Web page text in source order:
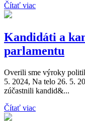
Čítať viac
Kandidáti a
parlamentu
Overili sme výroky
5. 2024, Na telo 26. 5.
zúčastnili kandid&...
Čítať viac